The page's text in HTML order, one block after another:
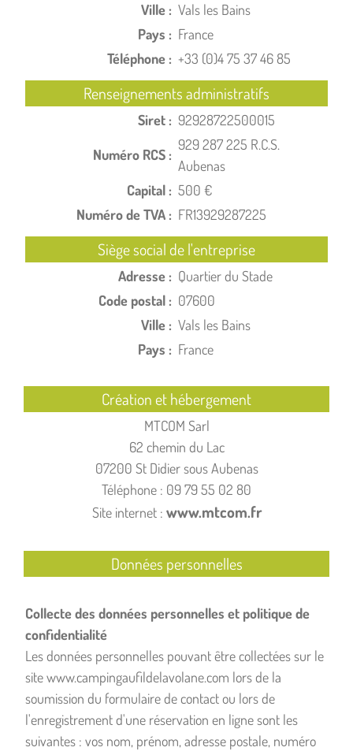
Ville : Vals les Bains
Pays : France
Téléphone : +33 (0)4 75 37 46 85
Renseignements administratifs
Siret : 92928722500015
Numéro RCS :
929 287 225 R.C.S.
Aubenas
Capital : 500 €
Numéro de TVA : FR13929287225
Siège social de l'entreprise
Adresse : Quartier du Stade
Code postal : 07600
Ville : Vals les Bains
Pays : France
Création et hébergement
MTCOM Sarl
62 chemin du Lac
07200 St Didier sous Aubenas
Téléphone : 09 79 55 02 80
Site internet : www.mtcom.fr
Données personnelles
Collecte des données personnelles et politique de
confidentialité
Les données personnelles pouvant être collectées sur le
site www.campingaufildelavolane.com lors de la
soumission du formulaire de contact ou lors de
l'enregistrement d'une réservation en ligne sont les
suivantes : vos nom, prénom, adresse postale, numéro